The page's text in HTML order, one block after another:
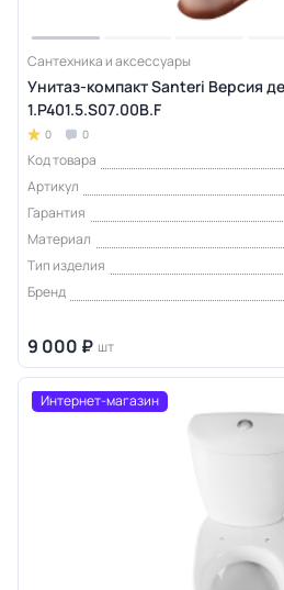
Сантехника и аксессуары
Унитаз-компакт Santeri Версия
1.P401.5.S07.00B.F
0 0
Код товара
Артикул
Гарантия
Материал
Тип изделия
Бренд
9 000 ₽ шт
Интернет-магазин